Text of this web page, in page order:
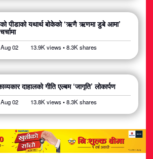
पीडाको यथार्थ बोकेको ‘ऋणै ऋणमा डुबे आमा’
Aug 02 13.9K views • 8.3K shares
दाहालको गीति एल्बम ‘जागृति’ लोकार्पण
Aug 02 13.8K views • 8.3K shares